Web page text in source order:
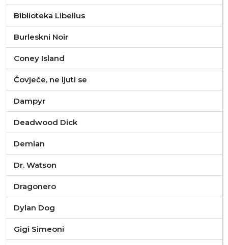
Biblioteka Libellus
Burleskni Noir
Coney Island
Čovječe, ne ljuti se
Dampyr
Deadwood Dick
Demian
Dr. Watson
Dragonero
Dylan Dog
Gigi Simeoni